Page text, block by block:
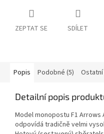
ZEPTAT SE SDÍLET
Popis Podobné (5)
Detailní popis
Model monopostu F1 Arrows
odpovídá tradičně velmi